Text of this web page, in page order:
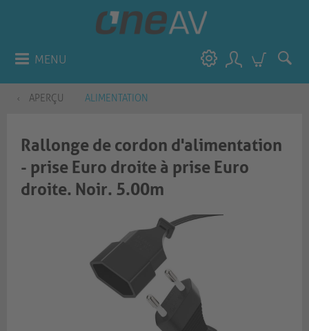
MENU
APERÇU ALIMENTATION
Rallonge de cordon d'alimentation
- prise Euro droite à prise Euro
droite. Noir. 5.00m